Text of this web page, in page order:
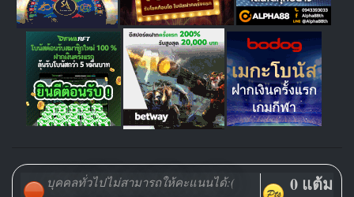
บุคคลทั่วไปไม่สามารถให้คะแนนได้:( 0 แต้ม